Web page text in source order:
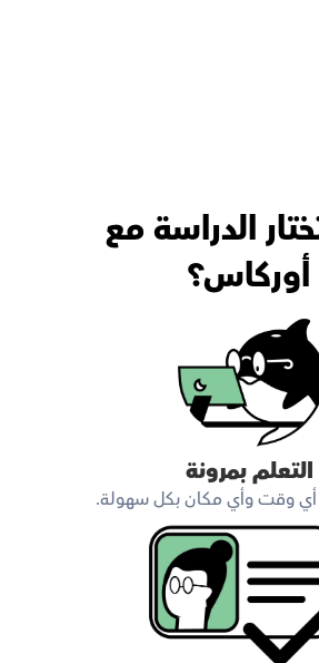
أوركاس؟
التعلم بمرونة
أي وقت وأي مكان بكل سهولة.